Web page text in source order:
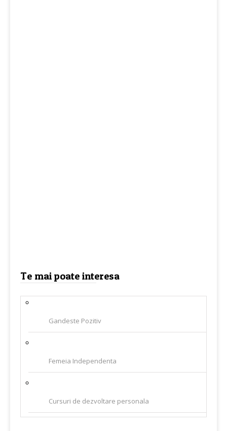
Te mai poate interesa
Gandeste Pozitiv
Femeia Independenta
Cursuri de dezvoltare personala